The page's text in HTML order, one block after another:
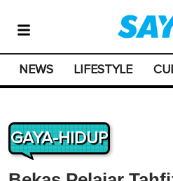
NEWS LIFESTYLE
GAYA-HIDUP